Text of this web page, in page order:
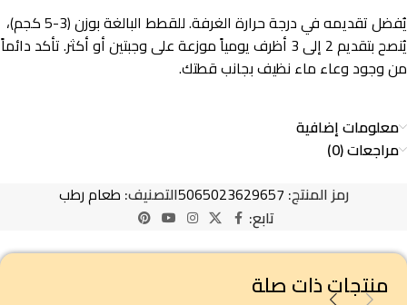
يُفضل تقديمه في درجة حرارة الغرفة. للقطط البالغة بوزن (3-5 كجم)،
يُنصح بتقديم 2 إلى 3 أظرف يومياً موزعة على وجبتين أو أكثر. تأكد دائماً
من وجود وعاء ماء نظيف بجانب قطتك.
معلومات إضافية
مراجعات (0)
رمز المنتج: 5065023629657التصنيف: طعام رطب
تابع:
منتجات ذات صلة